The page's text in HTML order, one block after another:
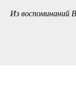
Из воспоминаний